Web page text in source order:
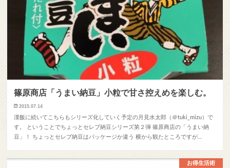
篠原商店「うまい納豆」小粒で甘さ控えめを楽しむ。
2015.07.14
漢飯に続いてこちらもシリーズ化していく予定の月見水太郎（＠tuki_mizu）で
す。 ということでちょっとセレブ納豆シリーズ第２弾 篠原商店の「うまい納
豆」！ ちょっとセレブ納豆はパッケージか違う 横から観たところですが…
お得生活術